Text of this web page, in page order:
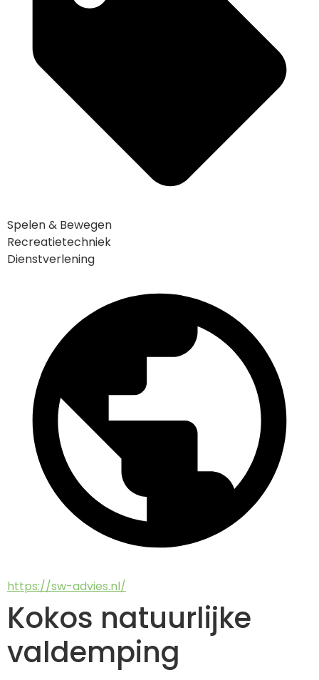
Spelen & Bewegen
Recreatietechniek
Dienstverlening
https://sw-advies.nl/
Kokos natuurlijke
valdemping